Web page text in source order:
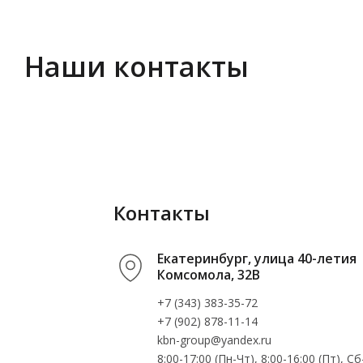
Наши контакты
Контакты
Екатеринбург, улица 40-летия
Комсомола, 32В
+7 (343) 383-35-72
+7 (902) 878-11-14
kbn-group@yandex.ru
8:00-17:00 (Пн-Чт), 8:00-16:00 (Пт),